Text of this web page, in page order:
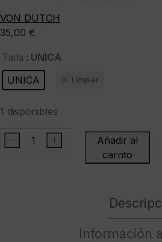
35,00 €
Talla : UNICA
UNICA
Limpiar
1 disponibles
VON
DUTCHGorra"FRESH05"color
- +
Añadir al
carrito
VON DUTCH
Información